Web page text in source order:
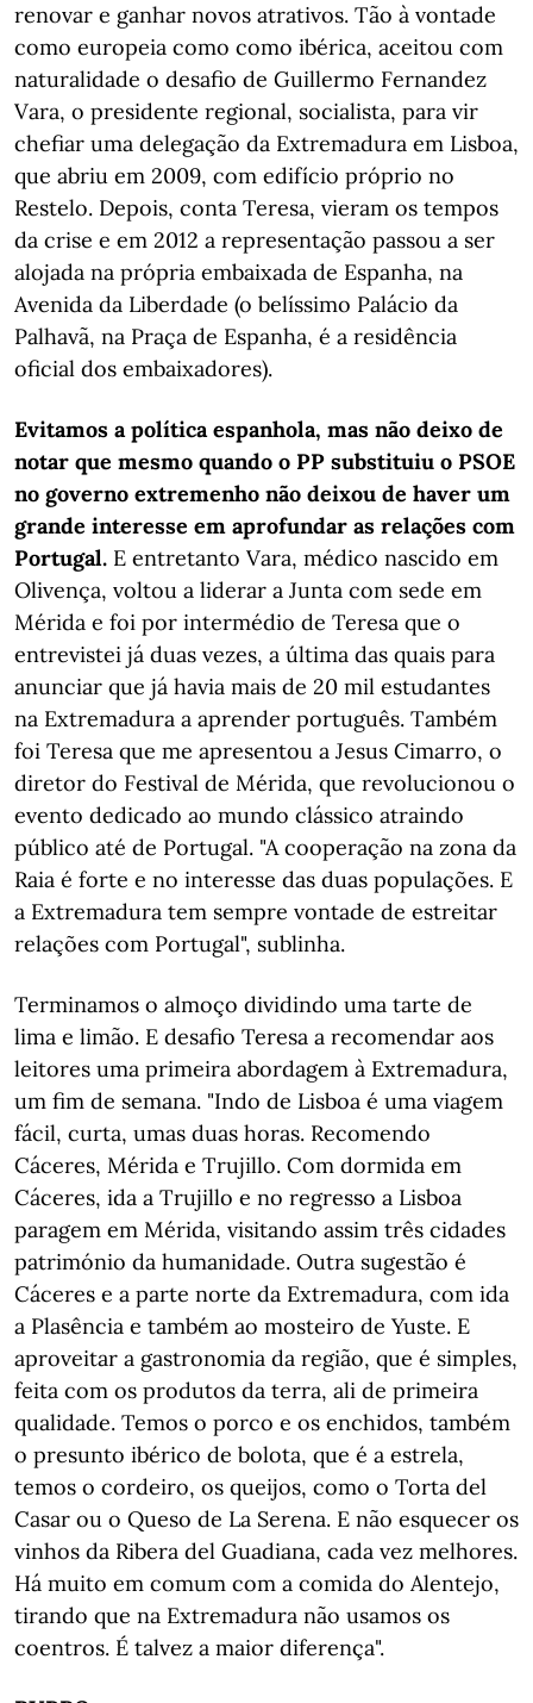
renovar e ganhar novos atrativos. Tão à vontade
como europeia como como ibérica, aceitou com
naturalidade o desafio de Guillermo Fernandez
Vara, o presidente regional, socialista, para vir
chefiar uma delegação da Extremadura em Lisboa,
que abriu em 2009, com edifício próprio no
Restelo. Depois, conta Teresa, vieram os tempos
da crise e em 2012 a representação passou a ser
alojada na própria embaixada de Espanha, na
Avenida da Liberdade (o belíssimo Palácio da
Palhavã, na Praça de Espanha, é a residência
oficial dos embaixadores).
Evitamos a política espanhola, mas não deixo de
notar que mesmo quando o PP substituiu o PSOE
no governo extremenho não deixou de haver um
grande interesse em aprofundar as relações com
Portugal. E entretanto Vara, médico nascido em
Olivença, voltou a liderar a Junta com sede em
Mérida e foi por intermédio de Teresa que o
entrevistei já duas vezes, a última das quais para
anunciar que já havia mais de 20 mil estudantes
na Extremadura a aprender português. Também
foi Teresa que me apresentou a Jesus Cimarro, o
diretor do Festival de Mérida, que revolucionou o
evento dedicado ao mundo clássico atraindo
público até de Portugal. "A cooperação na zona da
Raia é forte e no interesse das duas populações. E
a Extremadura tem sempre vontade de estreitar
relações com Portugal", sublinha.
Terminamos o almoço dividindo uma tarte de
lima e limão. E desafio Teresa a recomendar aos
leitores uma primeira abordagem à Extremadura,
um fim de semana. "Indo de Lisboa é uma viagem
fácil, curta, umas duas horas. Recomendo
Cáceres, Mérida e Trujillo. Com dormida em
Cáceres, ida a Trujillo e no regresso a Lisboa
paragem em Mérida, visitando assim três cidades
património da humanidade. Outra sugestão é
Cáceres e a parte norte da Extremadura, com ida
a Plasência e também ao mosteiro de Yuste. E
aproveitar a gastronomia da região, que é simples,
feita com os produtos da terra, ali de primeira
qualidade. Temos o porco e os enchidos, também
o presunto ibérico de bolota, que é a estrela,
temos o cordeiro, os queijos, como o Torta del
Casar ou o Queso de La Serena. E não esquecer os
vinhos da Ribera del Guadiana, cada vez melhores.
Há muito em comum com a comida do Alentejo,
tirando que na Extremadura não usamos os
coentros. É talvez a maior diferença".